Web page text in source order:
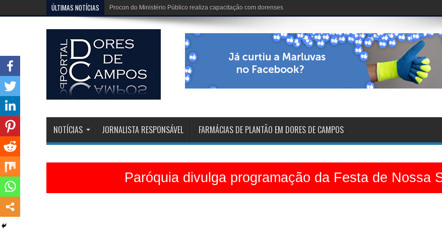
ÚLTIMAS NOTÍCIAS Procon do Ministério Público realiza capacitação com dorenses
NOTÍCIAS JORNALISTA RESPONSÁVEL FARMÁCIAS DE PLANTÃO EM DORES DE CAMPOS
Paróquia divulga programação da Festa de Nossa